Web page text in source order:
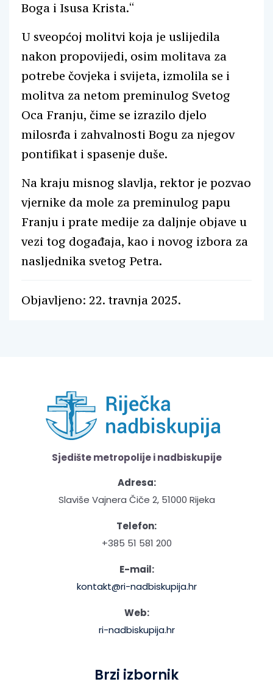
Boga i Isusa Krista.“
U sveopćoj molitvi koja je uslijedila
nakon propovijedi, osim molitava za
potrebe čovjeka i svijeta, izmolila se i
molitva za netom preminulog Svetog
Oca Franju, čime se izrazilo djelo
milosrđa i zahvalnosti Bogu za njegov
pontifikat i spasenje duše.
Na kraju misnog slavlja, rektor je pozvao
vjernike da mole za preminulog papu
Franju i prate medije za daljnje objave u
vezi tog događaja, kao i novog izbora za
nasljednika svetog Petra.
Objavljeno: 22. travnja 2025.
Sjedište metropolije i nadbiskupije
Adresa:
Slaviše Vajnera Čiče 2, 51000 Rijeka
Telefon:
+385 51 581 200
E-mail:
kontakt@ri-nadbiskupija.hr
Web:
ri-nadbiskupija.hr
Brzi izbornik